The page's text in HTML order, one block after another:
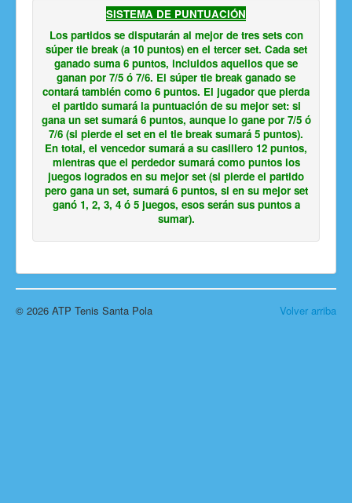
SISTEMA DE PUNTUACIÓN
Los partidos se disputarán al mejor de tres sets con
súper tie break (a 10 puntos) en el tercer set. Cada set
ganado suma 6 puntos, incluidos aquellos que se
ganan por 7/5 ó 7/6. El súper tie break ganado se
contará también como 6 puntos. El jugador que pierda
el partido sumará la puntuación de su mejor set: si
gana un set sumará 6 puntos, aunque lo gane por 7/5 ó
7/6 (si pierde el set en el tie break sumará 5 puntos).
En total, el vencedor sumará a su casillero 12 puntos,
mientras que el perdedor sumará como puntos los
juegos logrados en su mejor set (si pierde el partido
pero gana un set, sumará 6 puntos, si en su mejor set
ganó 1, 2, 3, 4 ó 5 juegos, esos serán sus puntos a
sumar).
Volver arriba
© 2026 ATP Tenis Santa Pola